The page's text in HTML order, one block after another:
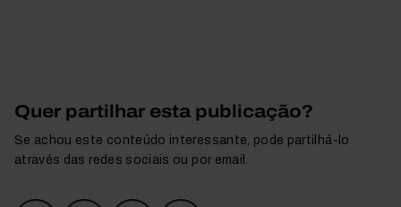
Quer partilhar esta publicação?
Se achou este conteúdo interessante, pode partilhá-lo
através das redes sociais ou por email.